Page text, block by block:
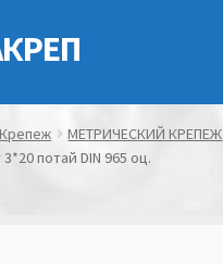
Крепеж МЕТРИЧЕСКИЙ КРЕПЕЖ
потай DIN 965 оц.